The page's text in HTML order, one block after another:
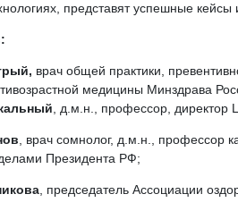
представят успешные кейсы
врач общей практики,
медицины Минздрава
, д.м.н., профессор,
, врач сомнолог, д.м.н.,
Президента РФ;
, председатель Ассоциации